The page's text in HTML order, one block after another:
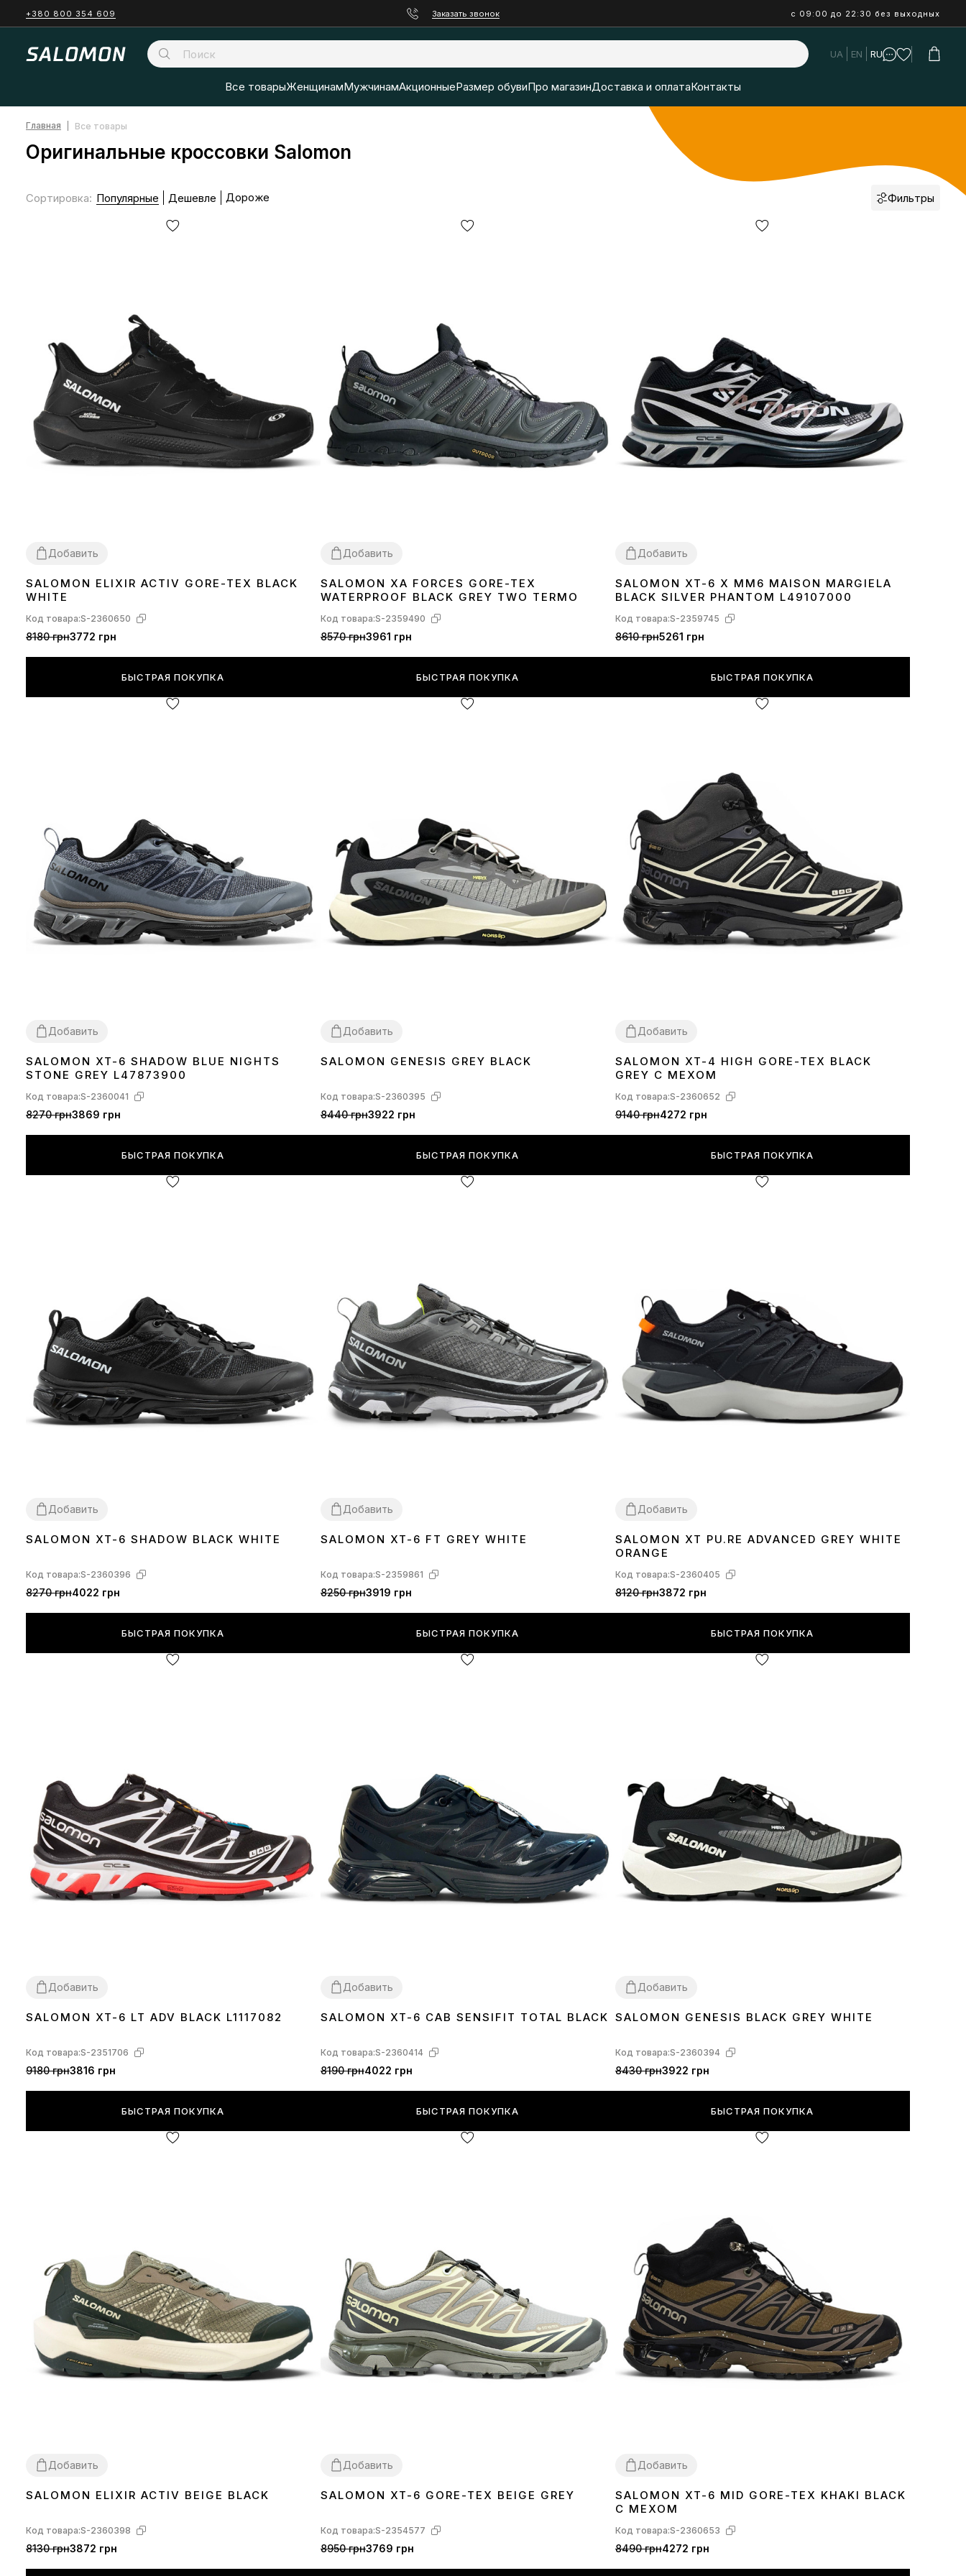
+380 800 354 609 Заказать звонок с 09:00 до 22:30 без выходных
UA EN RU
Все товарыЖенщинамМужчинамАкционныеРазмер обувиПро магазинДоставка и оплатаКонтакты
Главная Все товары
Оригинальные кроссовки Salomon
Сортировка: Популярные Дешевле Дороже Фильтры
Добавить
4144 46
SALOMON ELIXIR ACTIV GORE-TEX BLACK
WHITE
Код товара:S-2360650
8180 грн3772 грн
БЫСТРАЯ ПОКУПКА
Добавить
4142
SALOMON XA FORCES GORE-TEX
WATERPROOF BLACK GREY TWO TERMO
Код товара:S-2359490
8570 грн3961 грн
БЫСТРАЯ ПОКУПКА
Добавить
404142 43
SALOMON XT-6 X MM6 MAISON MARGIELA
BLACK SILVER PHANTOM L49107000
Код товара:S-2359745
8610 грн5261 грн
БЫСТРАЯ ПОКУПКА
Добавить
4244
SALOMON XT-6 SHADOW BLUE NIGHTS
STONE GREY L47873900
Код товара:S-2360041
8270 грн3869 грн
БЫСТРАЯ ПОКУПКА
Добавить
44
SALOMON GENESIS GREY BLACK
Код товара:S-2360395
8440 грн3922 грн
БЫСТРАЯ ПОКУПКА
Добавить
414446
SALOMON XT-4 HIGH GORE-TEX BLACK
GREY С МЕХОМ
Код товара:S-2360652
9140 грн4272 грн
БЫСТРАЯ ПОКУПКА
Добавить
414244
SALOMON XT-6 SHADOW BLACK WHITE
Код товара:S-2360396
8270 грн4022 грн
БЫСТРАЯ ПОКУПКА
Добавить
44
SALOMON XT-6 FT GREY WHITE
Код товара:S-2359861
8250 грн3919 грн
БЫСТРАЯ ПОКУПКА
Добавить
4445
SALOMON XT PU.RE ADVANCED GREY WHITE
ORANGE
Код товара:S-2360405
8120 грн3872 грн
БЫСТРАЯ ПОКУПКА
Добавить
4143
SALOMON XT-6 LT ADV BLACK L1117082
Код товара:S-2351706
9180 грн3816 грн
БЫСТРАЯ ПОКУПКА
Добавить
4445
SALOMON XT-6 CAB SENSIFIT TOTAL BLACK
Код товара:S-2360414
8190 грн4022 грн
БЫСТРАЯ ПОКУПКА
Добавить
43
SALOMON GENESIS BLACK GREY WHITE
Код товара:S-2360394
8430 грн3922 грн
БЫСТРАЯ ПОКУПКА
Добавить
4243
SALOMON ELIXIR ACTIV BEIGE BLACK
Код товара:S-2360398
8130 грн3872 грн
Добавить
4044 45
SALOMON XT-6 GORE-TEX BEIGE GREY
Код товара:S-2354577
8950 грн3769 грн
Добавить
414445 46
SALOMON XT-6 MID GORE-TEX KHAKI BLACK
С МЕХОМ
Код товара:S-2360653
8490 грн4272 грн